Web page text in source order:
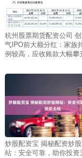
杭州股票期货配资公司
气IPO前大额分红：家族
例较高，应收账款大幅攀
炒股配资宝 揭秘配资炒
站：安全可靠，助你投资